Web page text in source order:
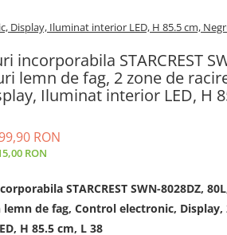
Display, Iluminat interior LED, H 85.5 cm,
incorporabila STARCREST
lemn de fag, 2 zone de
Iluminat interior LED, H
RON
RON
STARCREST SWN-8028DZ,
lemn de fag, Control electronic, Display,
H 85.5 cm, L 38